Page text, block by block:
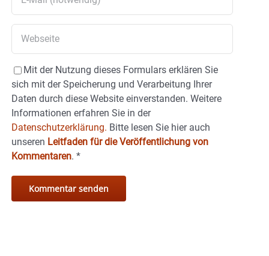
Mit der Nutzung dieses Formulars erklären Sie
sich mit der Speicherung und Verarbeitung Ihrer
Daten durch diese Website einverstanden. Weitere
Informationen erfahren Sie in der
Datenschutzerklärung. Bitte lesen Sie hier auch
unseren Leitfaden für die Veröffentlichung von
Kommentaren. *